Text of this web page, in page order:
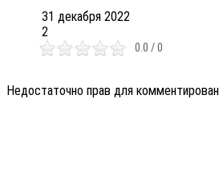
31 декабря 2022
2
0.0 / 0
Недостаточно прав для